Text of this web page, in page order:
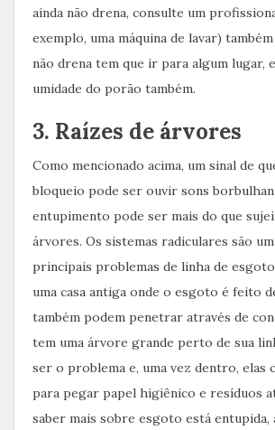
ainda não drena, consulte um
exemplo, uma máquina de lavar)
não drena tem que ir para algum
umidade do porão também.
3. Raízes de árvores
Como mencionado acima, um sinal de
bloqueio pode ser ouvir sons
entupimento pode ser mais do que
árvores. Os sistemas radiculares são
principais problemas de linha de
uma casa antiga onde o esgoto é feito
também podem penetrar através de
tem uma árvore grande perto de sua
ser o problema e, uma vez dentro, elas
para pegar papel higiênico e resíduos
saber mais sobre esgoto está entupida,